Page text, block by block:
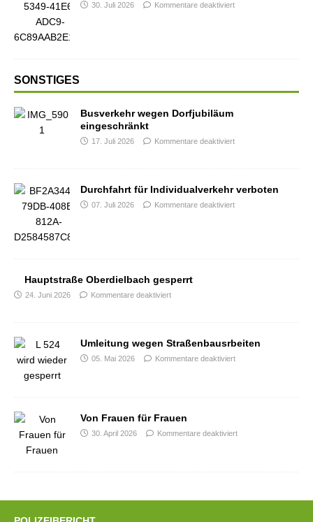
30. Juli 2026 Kommentare deaktiviert
SONSTIGES
Busverkehr wegen Dorfjubiläum
eingeschränkt
17. Juli 2026 Kommentare deaktiviert
Durchfahrt für Individualverkehr verboten
07. Juli 2026 Kommentare deaktiviert
Hauptstraße Oberdielbach gesperrt
24. Juni 2026 Kommentare deaktiviert
Umleitung wegen Straßenbausrbeiten
05. Mai 2026 Kommentare deaktiviert
Von Frauen für Frauen
30. April 2026 Kommentare deaktiviert